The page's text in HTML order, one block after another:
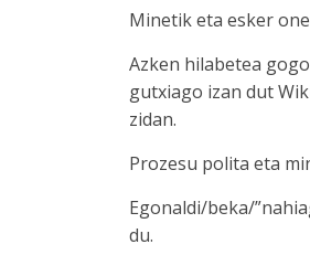
Minetik eta esker
Azken hilabetea
gutxiago izan dut
zidan.
Prozesu polita eta
Egonaldi/beka/
du.